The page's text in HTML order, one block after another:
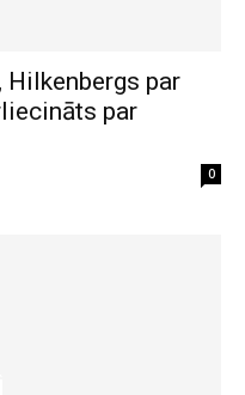
par
par
0